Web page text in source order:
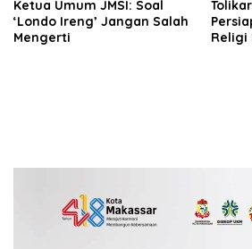
Ketua Umum JMSI: Soal
‘Londo Ireng’ Jangan Salah
Mengerti
Religi